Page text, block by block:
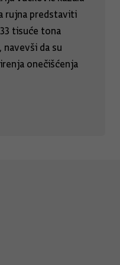
rujna predstaviti
tisuće tona
navevši da su
onečišćenja